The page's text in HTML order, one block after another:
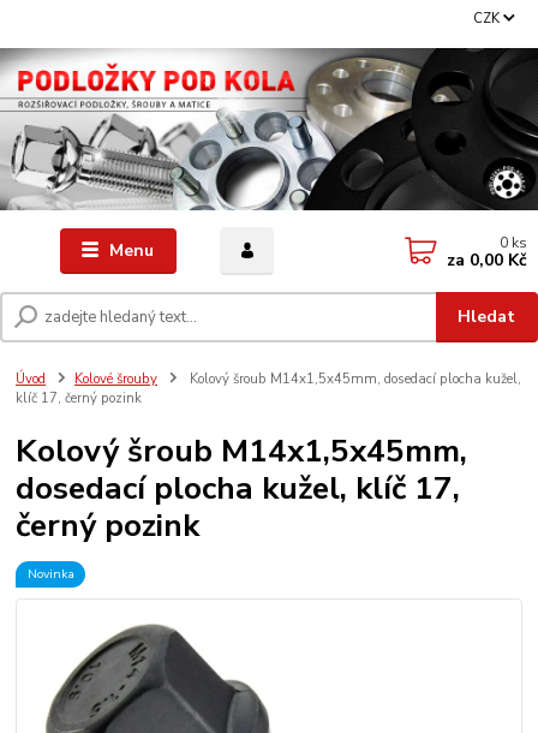
Menu
CZK
Hledat
0 ks
za 0,00 Kč
Úvod Kolové šrouby
Kolový šroub M14x1,5x45mm, dosedací plocha kužel,
klíč 17, černý pozink
Kolový šroub M14x1,5x45mm,
dosedací plocha kužel, klíč 17,
černý pozink
Novinka